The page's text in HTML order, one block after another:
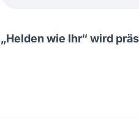
„Helden wie Ihr“ wird